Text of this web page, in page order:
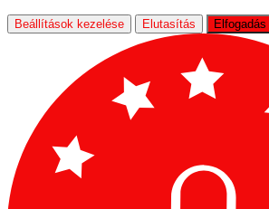
Beállítások kezelése Elutasítás Elfogadás